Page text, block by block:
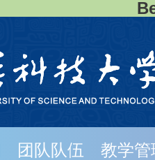
团队队伍 教学管